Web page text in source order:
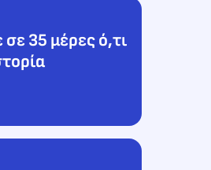
35 μέρες ό,τι